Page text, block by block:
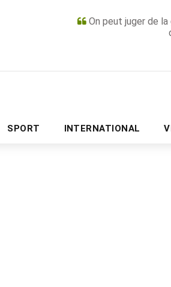
On peut juger de
SPORT INTERNATIONAL
PUBLICITÉ